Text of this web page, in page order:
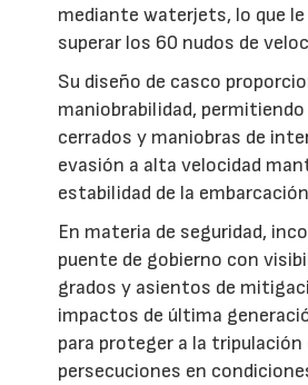
mediante waterjets, lo que
superar los 60 nudos de
Su diseño de casco
maniobrabilidad,
cerrados y maniobras de
evasión a alta velocidad
estabilidad de la
En materia de seguridad,
puente de gobierno con
grados y asientos de
impactos de última
para proteger a la tripulación
persecuciones en